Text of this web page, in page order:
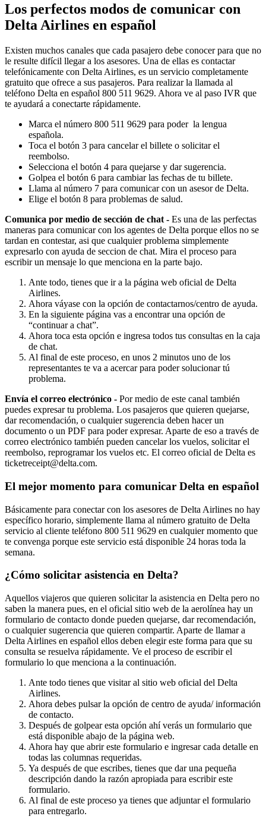
Los perfectos modos de comunicar con
Delta Airlines en español
Existen muchos canales que cada pasajero debe conocer para que no
le resulte difícil llegar a los asesores. Una de ellas es contactar
telefónicamente con Delta Airlines, es un servicio completamente
gratuito que ofrece a sus pasajeros. Para realizar la llamada al
teléfono Delta en español 800 511 9629. Ahora ve al paso IVR que
te ayudará a conectarte rápidamente.
Marca el número 800 511 9629 para poder la lengua
española.
Toca el botón 3 para cancelar el billete o solicitar el
reembolso.
Selecciona el botón 4 para quejarse y dar sugerencia.
Golpea el botón 6 para cambiar las fechas de tu billete.
Llama al número 7 para comunicar con un asesor de Delta.
Elige el botón 8 para problemas de salud.
Comunica por medio de sección de chat - Es una de las perfectas
maneras para comunicar con los agentes de Delta porque ellos no se
tardan en contestar, asi que cualquier problema simplemente
expresarlo con ayuda de seccion de chat. Mira el proceso para
escribir un mensaje lo que menciona en la parte bajo.
Ante todo, tienes que ir a la página web oficial de Delta
Airlines.
Ahora váyase con la opción de contactarnos/centro de ayuda.
En la siguiente página vas a encontrar una opción de
“continuar a chat”.
Ahora toca esta opción e ingresa todos tus consultas en la caja
de chat.
Al final de este proceso, en unos 2 minutos uno de los
representantes te va a acercar para poder solucionar tú
problema.
Envía el correo electrónico - Por medio de este canal también
puedes expresar tu problema. Los pasajeros que quieren quejarse,
dar recomendación, o cualquier sugerencia deben hacer un
documento o un PDF para poder expresar. Aparte de eso a través de
correo electrónico también pueden cancelar los vuelos, solicitar el
reembolso, reprogramar los vuelos etc. El correo oficial de Delta es
ticketreceipt@delta.com.
El mejor momento para comunicar Delta en español
Básicamente para conectar con los asesores de Delta Airlines no hay
específico horario, simplemente llama al número gratuito de Delta
servicio al cliente teléfono 800 511 9629 en cualquier momento que
te convenga porque este servicio está disponible 24 horas toda la
semana.
¿Cómo solicitar asistencia en Delta?
Aquellos viajeros que quieren solicitar la asistencia en Delta pero no
saben la manera pues, en el oficial sitio web de la aerolínea hay un
formulario de contacto donde pueden quejarse, dar recomendación,
o cualquier sugerencia que quieren compartir. Aparte de llamar a
Delta Airlines en español ellos deben elegir este forma para que su
consulta se resuelva rápidamente. Ve el proceso de escribir el
formulario lo que menciona a la continuación.
Ante todo tienes que visitar al sitio web oficial del Delta
Airlines.
Ahora debes pulsar la opción de centro de ayuda/ información
de contacto.
Después de golpear esta opción ahí verás un formulario que
está disponible abajo de la página web.
Ahora hay que abrir este formulario e ingresar cada detalle en
todas las columnas requeridas.
Ya después de que escribes, tienes que dar una pequeña
descripción dando la razón apropiada para escribir este
formulario.
Al final de este proceso ya tienes que adjuntar el formulario
para entregarlo.